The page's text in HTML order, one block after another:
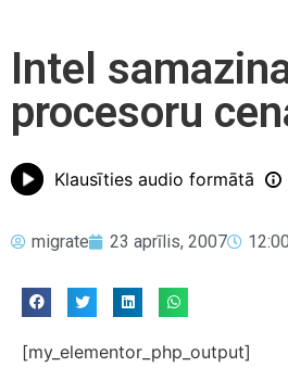
Intel
procesoru
Klausīties audio formātā
migrate 23 aprīlis, 2007
[my_elementor_php_output]